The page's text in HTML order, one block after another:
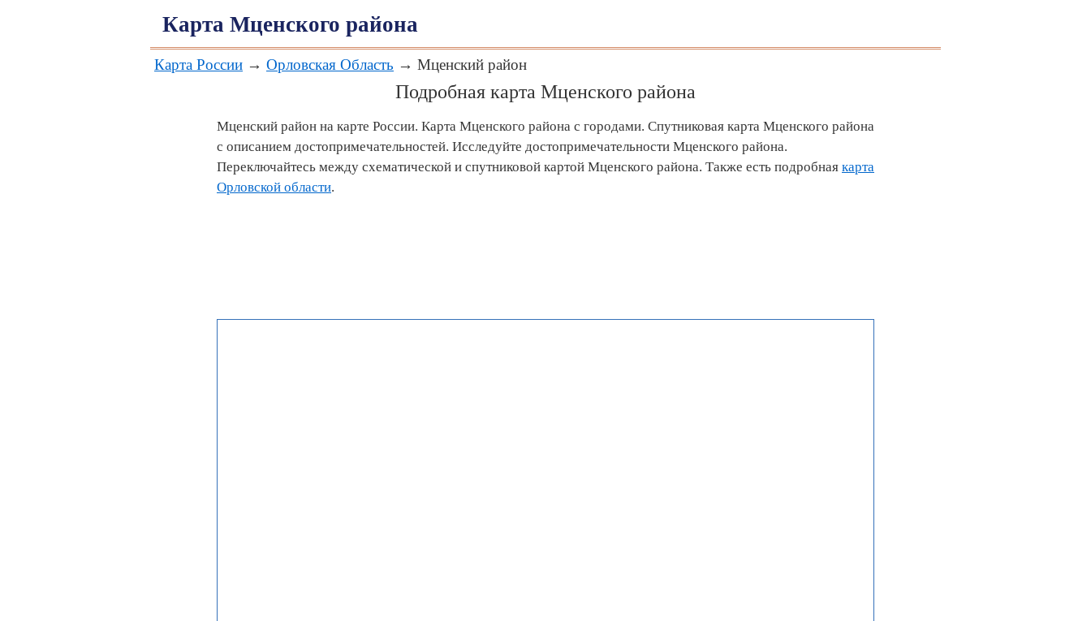
Карта Мценского района
Карта России → Орловская Область → Мценский район
Подробная карта Мценского района
Мценский район на карте России. Карта Мценского района с городами. Спутниковая карта Мценского района
с описанием достопримечательностей. Исследуйте достопримечательности Мценского района.
Переключайтесь между схематической и спутниковой картой Мценского района. Также есть подробная карта
Орловской области.